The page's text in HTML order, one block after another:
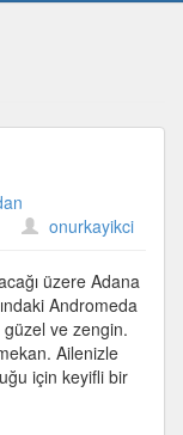
onurkayikci
üzere Adana
Andromeda
ve zengin.
Ailenizle
için keyifli bir